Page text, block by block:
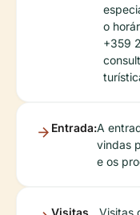
o
+359
Entrada:A
vindas
e os
Visitas Visitas